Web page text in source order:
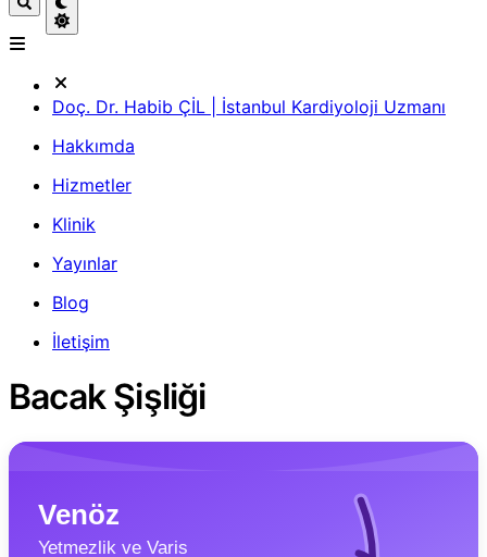
Doç. Dr. Habib ÇİL | İstanbul Kardiyoloji Uzmanı
Hakkımda
Hizmetler
Klinik
Yayınlar
Blog
İletişim
Bacak Şişliği